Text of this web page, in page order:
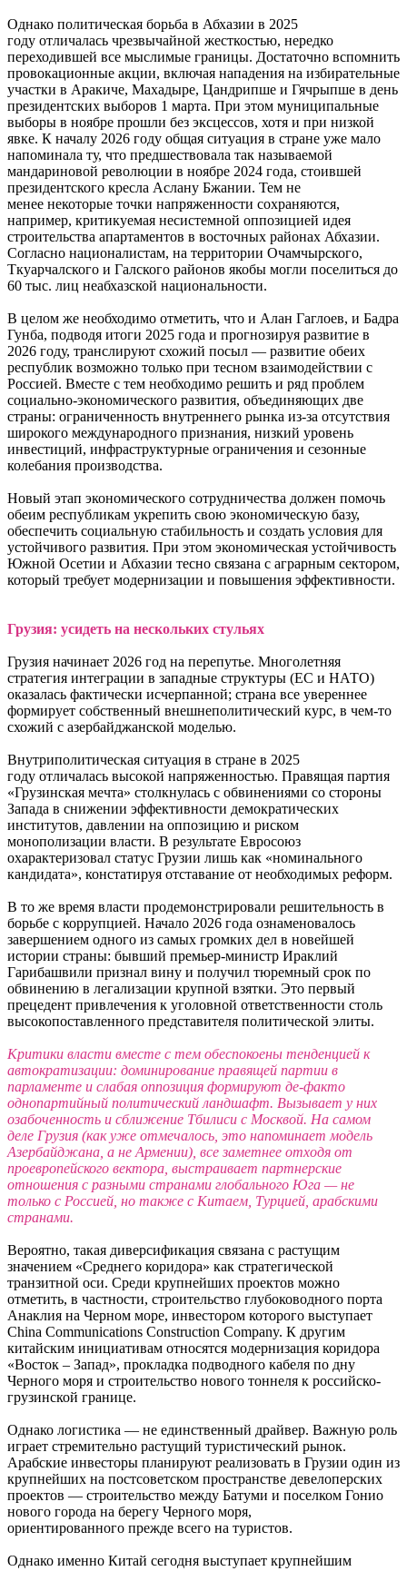
Однако политическая борьба в Абхазии в 2025
году отличалась чрезвычайной жесткостью, нередко
переходившей все мыслимые границы. Достаточно вспомнить
провокационные акции, включая нападения на избирательные
участки в Аракиче, Махадыре, Цандрипше и Гячрыпше в день
президентских выборов 1 марта. При этом муниципальные
выборы в ноябре прошли без эксцессов, хотя и при низкой
явке. К началу 2026 году общая ситуация в стране уже мало
напоминала ту, что предшествовала так называемой
мандариновой революции в ноябре 2024 года, стоившей
президентского кресла Аслану Бжании. Тем не
менее некоторые точки напряженности сохраняются,
например, критикуемая несистемной оппозицией идея
строительства апартаментов в восточных районах Абхазии.
Согласно националистам, на территории Очамчырского,
Ткуарчалского и Галского районов якобы могли поселиться до
60 тыс. лиц неабхазской национальности.
В целом же необходимо отметить, что и Алан Гаглоев, и Бадра
Гунба, подводя итоги 2025 года и прогнозируя развитие в
2026 году, транслируют схожий посыл — развитие обеих
республик возможно только при тесном взаимодействии с
Россией. Вместе с тем необходимо решить и ряд проблем
социально-экономического развития, объединяющих две
страны: ограниченность внутреннего рынка из-за отсутствия
широкого международного признания, низкий уровень
инвестиций, инфраструктурные ограничения и сезонные
колебания производства.
Новый этап экономического сотрудничества должен помочь
обеим республикам укрепить свою экономическую базу,
обеспечить социальную стабильность и создать условия для
устойчивого развития. При этом экономическая устойчивость
Южной Осетии и Абхазии тесно связана с аграрным сектором,
который требует модернизации и повышения эффективности.
Грузия: усидеть на нескольких стульях
Грузия начинает 2026 год на перепутье. Многолетняя
стратегия интеграции в западные структуры (ЕС и НАТО)
оказалась фактически исчерпанной; страна все увереннее
формирует собственный внешнеполитический курс, в чем-то
схожий с азербайджанской моделью.
Внутриполитическая ситуация в стране в 2025
году отличалась высокой напряженностью. Правящая партия
«Грузинская мечта» столкнулась с обвинениями со стороны
Запада в снижении эффективности демократических
институтов, давлении на оппозицию и риском
монополизации власти. В результате Евросоюз
охарактеризовал статус Грузии лишь как «номинального
кандидата», констатируя отставание от необходимых реформ.
В то же время власти продемонстрировали решительность в
борьбе с коррупцией. Начало 2026 года ознаменовалось
завершением одного из самых громких дел в новейшей
истории страны: бывший премьер-министр Ираклий
Гарибашвили признал вину и получил тюремный срок по
обвинению в легализации крупной взятки. Это первый
прецедент привлечения к уголовной ответственности столь
высокопоставленного представителя политической элиты.
Критики власти вместе с тем обеспокоены тенденцией к
автократизации: доминирование правящей партии в
парламенте и слабая оппозиция формируют де-факто
однопартийный политический ландшафт. Вызывает у них
озабоченность и сближение Тбилиси с Москвой. На самом
деле Грузия (как уже отмечалось, это напоминает модель
Азербайджана, а не Армении), все заметнее отходя от
проевропейского вектора, выстраивает партнерские
отношения с разными странами глобального Юга — не
только с Россией, но также с Китаем, Турцией, арабскими
странами.
Вероятно, такая диверсификация связана с растущим
значением «Среднего коридора» как стратегической
транзитной оси. Среди крупнейших проектов можно
отметить, в частности, строительство глубоководного порта
Анаклия на Черном море, инвестором которого выступает
China Communications Construction Company. К другим
китайским инициативам относятся модернизация коридора
«Восток – Запад», прокладка подводного кабеля по дну
Черного моря и строительство нового тоннеля к российско-
грузинской границе.
Однако логистика — не единственный драйвер. Важную роль
играет стремительно растущий туристический рынок.
Арабские инвесторы планируют реализовать в Грузии один из
крупнейших на постсоветском пространстве девелоперских
проектов — строительство между Батуми и поселком Гонио
нового города на берегу Черного моря,
ориентированного прежде всего на туристов.
Однако именно Китай сегодня выступает крупнейшим